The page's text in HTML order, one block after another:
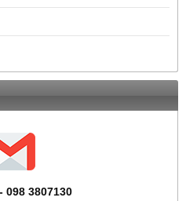
098 3807130